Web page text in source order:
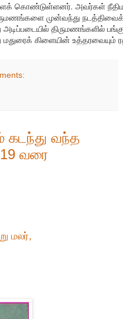
கொண்டுள்ளனர். அவர்கள்
முன்வந்து
திருமணங்களில்
கிளையின் உத்தரவையும்
கடந்து வந்த
வரை
மலர்,